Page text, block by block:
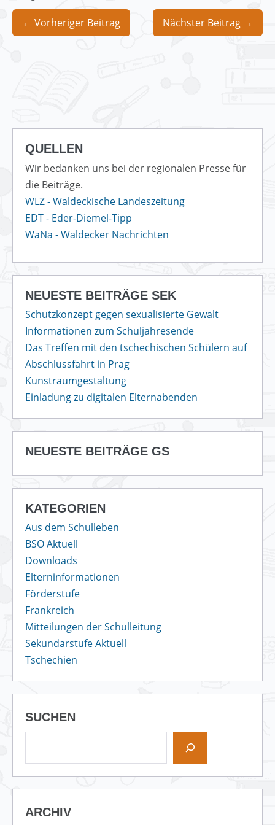
Beitragsnavigation
← Vorheriger Beitrag Nächster Beitrag →
QUELLEN
Wir bedanken uns bei der regionalen Presse für
die Beiträge.
WLZ - Waldeckische Landeszeitung
EDT - Eder-Diemel-Tipp
WaNa - Waldecker Nachrichten
NEUESTE BEITRÄGE SEK
Schutzkonzept gegen sexualisierte Gewalt
Informationen zum Schuljahresende
Das Treffen mit den tschechischen Schülern auf
Abschlussfahrt in Prag
Kunstraumgestaltung
Einladung zu digitalen Elternabenden
NEUESTE BEITRÄGE GS
KATEGORIEN
Aus dem Schulleben
BSO Aktuell
Downloads
Elterninformationen
Förderstufe
Frankreich
Mitteilungen der Schulleitung
Sekundarstufe Aktuell
Tschechien
SUCHEN
ARCHIV